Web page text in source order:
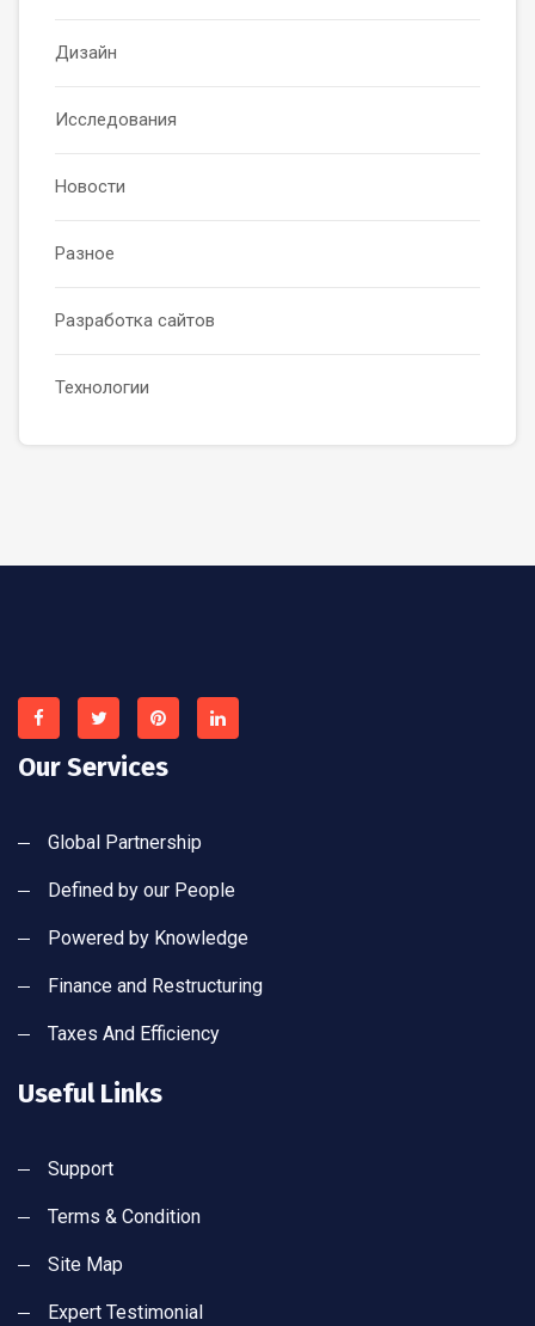
Дизайн
Исследования
Новости
Разное
Разработка сайтов
Технологии
Our Services
Global Partnership
Defined by our People
Powered by Knowledge
Finance and Restructuring
Taxes And Efficiency
Useful Links
Support
Terms & Condition
Site Map
Expert Testimonial